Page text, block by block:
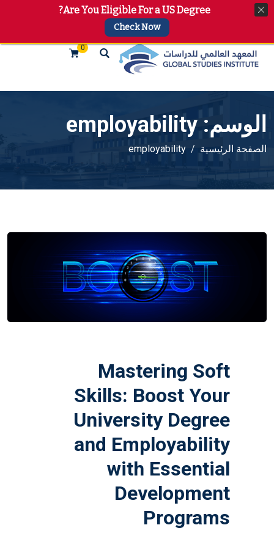
info@gsi.edu.qa
+974 4144 2510, +974 7733 4747
0
الوسم: employability
الصفحة الرئيسية employability
Mastering Soft
Skills: Boost Your
University Degree
and Employability
with Essential
Development
Programs
Are You Eligible For a US Degree?
Check Now